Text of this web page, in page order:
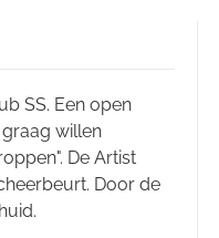
SS. Een open
willen
De Artist
Door de